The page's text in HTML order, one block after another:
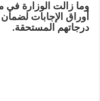
وما زالت الوزارة
أوراق الإجابات
درجاتهم المستحقة.